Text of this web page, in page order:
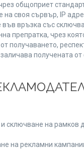
общоприет
своя сървър, IP
връзка със
препратка, чрез
получаването,
получената
на рамков
на рекламни